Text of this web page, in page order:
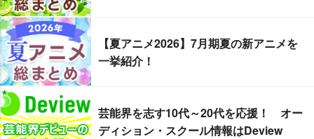
【夏アニメ2026】7月期夏の新アニメを
一挙紹介！
芸能界を志す10代～20代を応援！ オー
ディション・スクール情報はDeview